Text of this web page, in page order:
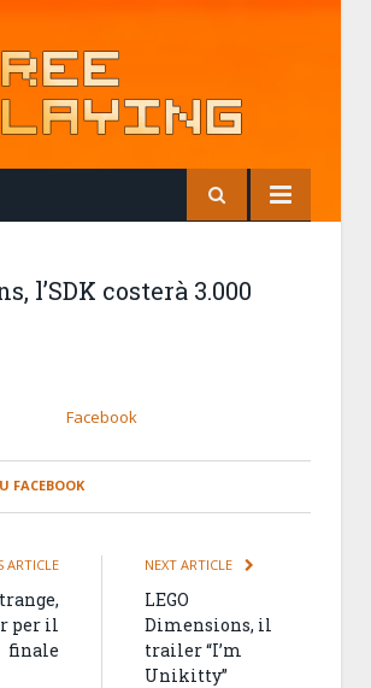
l’SDK costerà 3.000
Facebook
FACEBOOK
ARTICLE
per il
finale
NEXT ARTICLE
LEGO
Dimensions, il
trailer “I’m
Unikitty”